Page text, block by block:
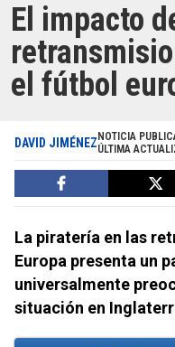
El impacto
el fútbol
DAVID JIMÉNEZ NOTICIA
ÚLTIMA
La piratería en las
Europa presenta un
universalmente
situación en